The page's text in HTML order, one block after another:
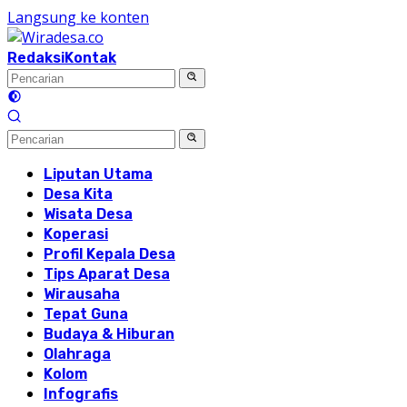
Langsung ke konten
RedaksiKontak
Liputan Utama
Desa Kita
Wisata Desa
Koperasi
Profil Kepala Desa
Tips Aparat Desa
Wirausaha
Tepat Guna
Budaya & Hiburan
Olahraga
Kolom
Infografis